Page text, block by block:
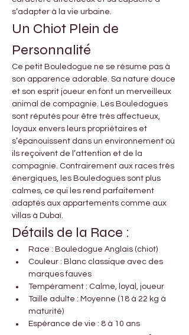
s’adapter à la vie urbaine.
Un Chiot Plein de
Personnalité
Ce petit Bouledogue ne se résume pas à
son apparence adorable. Sa nature douce
et son esprit joueur en font un merveilleux
animal de compagnie. Les Bouledogues
sont réputés pour être très affectueux,
loyaux envers leurs propriétaires et
s’épanouissent dans un environnement où
ils reçoivent de l’attention et de la
compagnie. Contrairement aux races très
énergiques, les Bouledogues sont plus
calmes, ce qui les rend parfaitement
adaptés aux appartements comme aux
villas à Dubaï.
Détails de la Race :
Race : Bouledogue Anglais (chiot)
Couleur : Blanc classique avec des
marques fauves
Tempérament : Calme, loyal, joueur
Taille adulte : Moyenne (18 à 22 kg à
maturité)
Espérance de vie : 8 à 10 ans